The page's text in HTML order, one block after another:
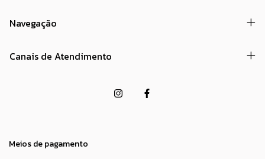
Navegação
Canais de Atendimento
Meios de pagamento